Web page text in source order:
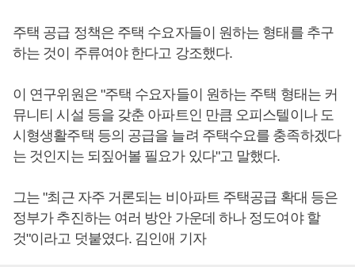
주택 공급 정책은 주택 수요자들이 원하는 형태를 추구
하는 것이 주류여야 한다고 강조했다.
이 연구위원은 "주택 수요자들이 원하는 주택 형태는 커
뮤니티 시설 등을 갖춘 아파트인 만큼 오피스텔이나 도
시형생활주택 등의 공급을 늘려 주택수요를 충족하겠다
는 것인지는 되짚어볼 필요가 있다"고 말했다.
그는 "최근 자주 거론되는 비아파트 주택공급 확대 등은
정부가 추진하는 여러 방안 가운데 하나 정도여야 할
것"이라고 덧붙였다. 김인애 기자